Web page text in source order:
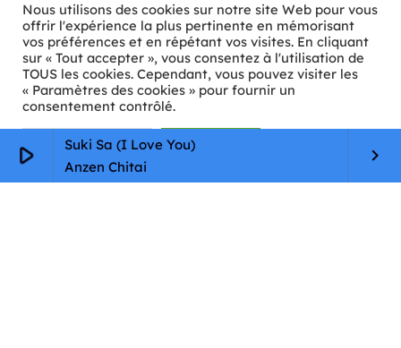
play_arrow
Suki Sa (I Love You)
Anzen Chitai
keyboard_arrow_right
ℹ️ INFOS PRATIQUES
✉️Contact
🦊Qui sommes-nous ?
📄
Mentions légales
Nous utilisons des cookies sur notre site Web pour vous
offrir l'expérience la plus pertinente en mémorisant
vos préférences et en répétant vos visites. En cliquant
sur « Tout accepter », vous consentez à l'utilisation de
TOUS les cookies. Cependant, vous pouvez visiter les
« Paramètres des cookies » pour fournir un
consentement contrôlé.
Paramètres Cookie Tout accepter